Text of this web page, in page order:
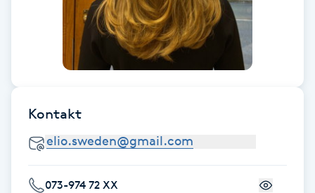
Gelenaglar
Gellack
Kontakt
073-974 72 XX